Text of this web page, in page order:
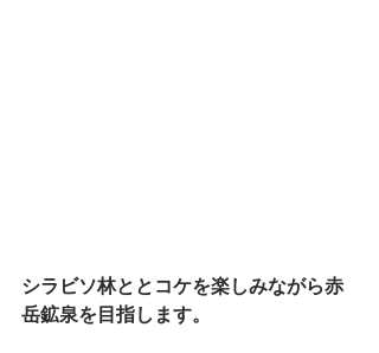
シラビソ林ととコケを楽しみながら赤
岳鉱泉を目指します。